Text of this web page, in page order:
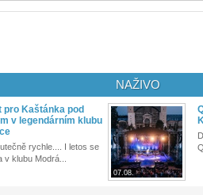
pro Kaštánka pod
v legendárním klubu
rychle.... I letos se
v klubu Modrá...
NAŽIVO
07.08.